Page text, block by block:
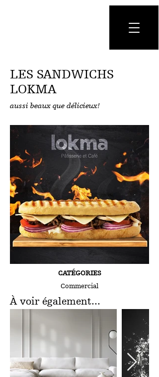
LES SANDWICHS
LOKMA
aussi beaux que délicieux!
CATÉGORIES
Commercial
À voir également...